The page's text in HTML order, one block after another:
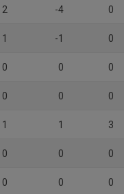
2 -4 0
1 -1 0
0 0 0
0 0 0
1 1 3
0 0 0
0 0 0